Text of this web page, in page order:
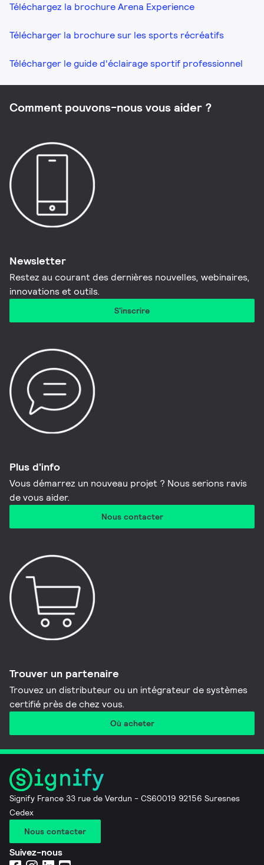
Téléchargez la brochure Arena Experience
Télécharger la brochure sur les sports récréatifs
Télécharger le guide d'éclairage sportif professionnel
Comment pouvons-nous vous aider ?
Newsletter
Restez au courant des dernières nouvelles, webinaires,
innovations et outils.
S'inscrire
Plus d'info
Vous démarrez un nouveau projet ? Nous serions ravis
de vous aider.
Nous contacter
Trouver un partenaire
Trouvez un distributeur ou un intégrateur de systèmes
certifié près de chez vous.
Où acheter
Signify France 33 rue de Verdun - CS60019 92156 Suresnes
Cedex
Nous contacter
Suivez-nous